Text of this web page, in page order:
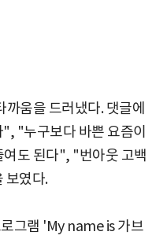
움을 드러냈다. 댓글에
"누구보다 바쁜 요즘이
도 된다", "번아웃 고백
보였다.
그램 'My name is 가브